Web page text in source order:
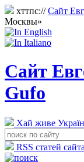
хттпс://Сайт
Москвы»
Сайт
Gufo
Хай живе
RSS статей сайта